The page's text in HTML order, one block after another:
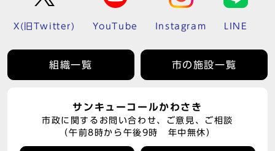
X(旧Twitter) YouTube Instagram LINE
組織一覧 市の施設一覧
サンキューコールかわさき
市政に関するお問い合わせ、ご意見、ご相談
（午前8時から午後9時 年中無休）